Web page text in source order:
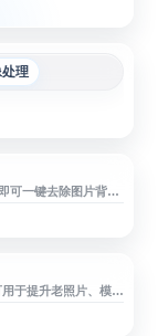
处理
可一键去除图片背
品主图、证件照换底
填充背景，提升图
于提升老照片、模糊
画质，适合照片修